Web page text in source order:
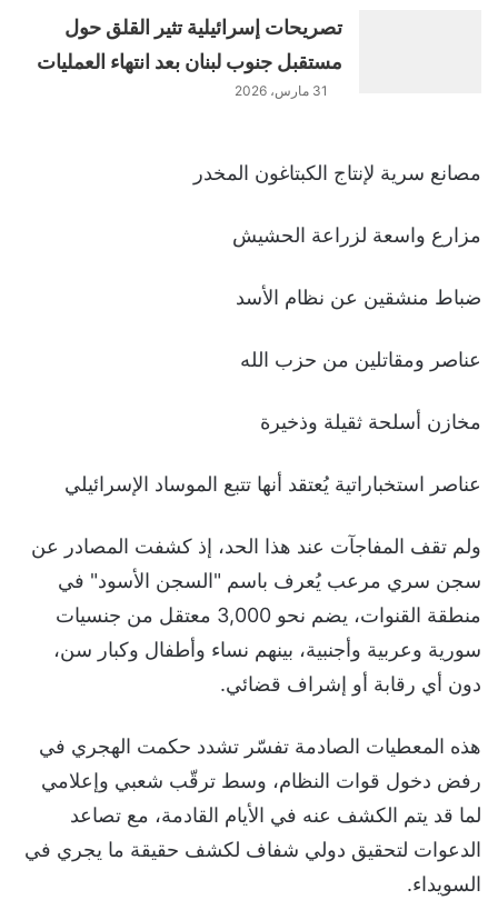
تصريحات إسرائيلية تثير القلق حول
مستقبل جنوب لبنان بعد انتهاء العمليات
31 مارس، 2026
مصانع سرية لإنتاج الكبتاغون المخدر
مزارع واسعة لزراعة الحشيش
ضباط منشقين عن نظام الأسد
عناصر ومقاتلين من حزب الله
مخازن أسلحة ثقيلة وذخيرة
عناصر استخباراتية يُعتقد أنها تتبع الموساد الإسرائيلي
ولم تقف المفاجآت عند هذا الحد، إذ كشفت المصادر عن
سجن سري مرعب يُعرف باسم "السجن الأسود" في
منطقة القنوات، يضم نحو 3,000 معتقل من جنسيات
سورية وعربية وأجنبية، بينهم نساء وأطفال وكبار سن،
دون أي رقابة أو إشراف قضائي.
هذه المعطيات الصادمة تفسّر تشدد حكمت الهجري في
رفض دخول قوات النظام، وسط ترقّب شعبي وإعلامي
لما قد يتم الكشف عنه في الأيام القادمة، مع تصاعد
الدعوات لتحقيق دولي شفاف لكشف حقيقة ما يجري في
السويداء.